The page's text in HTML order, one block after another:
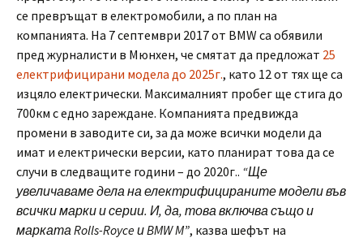
се превръщат в електромобили, а по план на
компанията. На 7 септември 2017 от BMW са обявили
пред журналисти в Мюнхен, че смятат да предложат 25
електрифицирани модела до 2025г., като 12 от тях ще са
изцяло електрически. Максималният пробег ще стига до
700км с едно зареждане. Компанията предвижда
промени в заводите си, за да може всички модели да
имат и електрически версии, като планират това да се
случи в следващите години – до 2020г.. “Ще
увеличаваме дела на електрифицираните модели във
всички марки и серии. И, да, това включва също и
марката Rolls-Royce и BMW M”, казва шефът на